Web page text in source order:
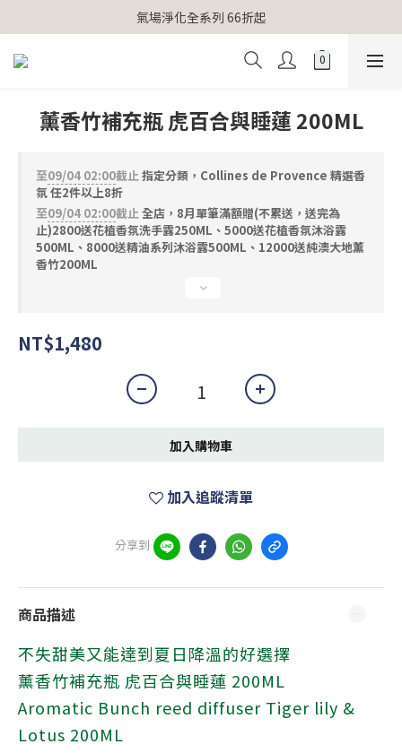
【官網獨家】首次消費 不限金額 即送 香遇熊超人行李吊牌
氣場淨化全系列 66折起
【官網獨家】首次消費 不限金額 即送 香遇熊超人行李吊牌
薰香竹補充瓶 虎百合與睡蓮 200ML
至09/04 02:00截止指定分類，Collines de Provence 精選香
氛 任2件以上8折
至09/04 02:00截止全店，8月單筆滿額贈(不累送，送完為
止)2800送花植香氛洗手露250ML、5000送花植香氛沐浴露
500ML、8000送精油系列沐浴露500ML、12000送純澳大地薰
香竹200ML
NT$1,480
加入購物車
加入追蹤清單
分享到
商品描述
不失甜美又能達到夏日降溫的好選擇
薰香竹補充瓶 虎百合與睡蓮 200ML
Aromatic Bunch reed diffuser Tiger lily &
Lotus 200ML